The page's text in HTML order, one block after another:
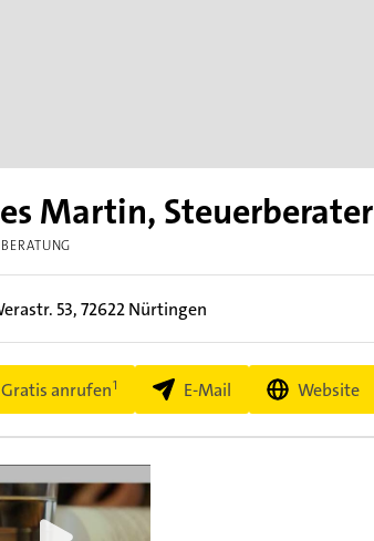
Martin, Steuerberater
53,72622Nürtingen
Gratis anrufen E-Mail Website